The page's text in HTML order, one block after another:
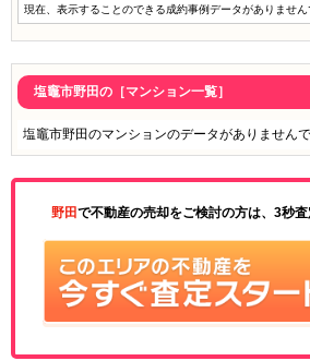
現在、表示することのできる成約事例データがありません
塩竈市野田の［マンション一覧］
塩竈市野田のマンションのデータがありませんで
野田で不動産の売却をご検討の方は、3秒査